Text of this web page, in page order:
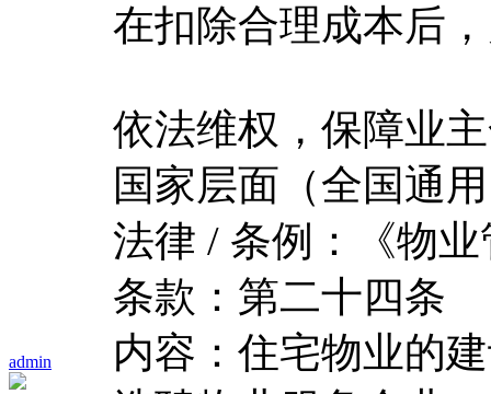
admin
在扣除合理成本后
依法维权，保障业
国家层面（全国通
法律 / 条例：《物
条款：第二十四条
内容：住宅物业的